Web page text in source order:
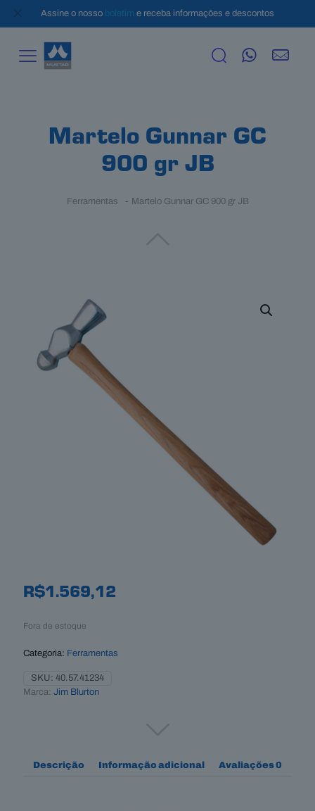
Assine o nosso boletim e receba informações e descontos
Martelo Gunnar GC
900 gr JB
Ferramentas - Martelo Gunnar GC 900 gr JB
R$1.569,12
Fora de estoque
Categoria: Ferramentas
SKU: 40.57.41234
Marca: Jim Blurton
Descrição Informação adicional Avaliações0